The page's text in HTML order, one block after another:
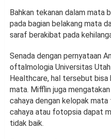
Bahkan tekanan dalam mata
pada bagian belakang mata
saraf berakibat pada
Senada dengan pernyataan
oftalmologia Universitas
Healthcare, hal tersebut bisa
mata. Mifflin juga
cahaya dengan kelopak
cahaya atau fotopsia dapat
tidak baik.